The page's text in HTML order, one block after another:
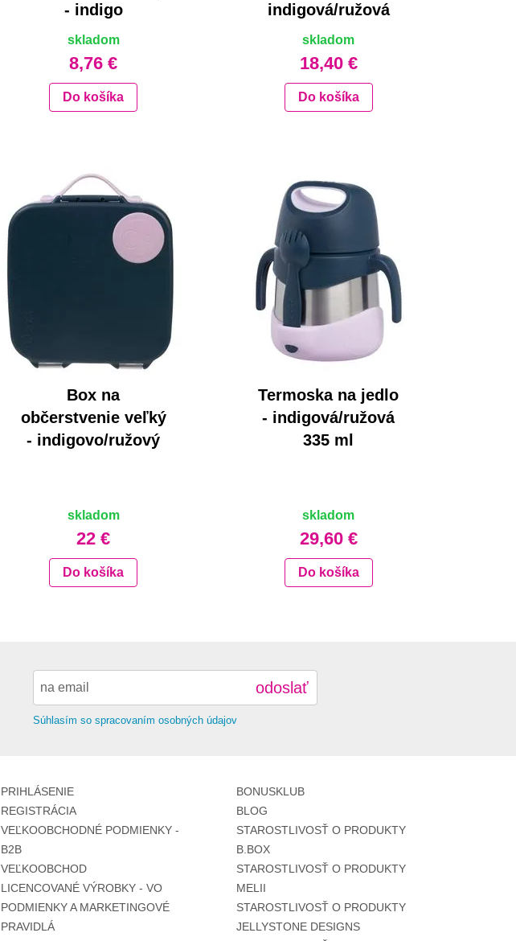
- indigo
skladom
8,76 €
Do košíka
indigová/ružová
skladom
18,40 €
Do košíka
Box na
občerstvenie veľký
- indigovo/ružový
skladom
22 €
Do košíka
Termoska na jedlo
- indigová/ružová
335 ml
skladom
29,60 €
Do košíka
odoslať
Súhlasím so spracovaním osobných údajov
PRIHLÁSENIE
REGISTRÁCIA
VEĽKOOBCHODNÉ PODMIENKY -
B2B
VEĽKOOBCHOD
LICENCOVANÉ VÝROBKY - VO
PODMIENKY A MARKETINGOVÉ
PRAVIDLÁ
BONUSKLUB
BLOG
STAROSTLIVOSŤ O PRODUKTY
B.BOX
STAROSTLIVOSŤ O PRODUKTY
MELII
STAROSTLIVOSŤ O PRODUKTY
JELLYSTONE DESIGNS